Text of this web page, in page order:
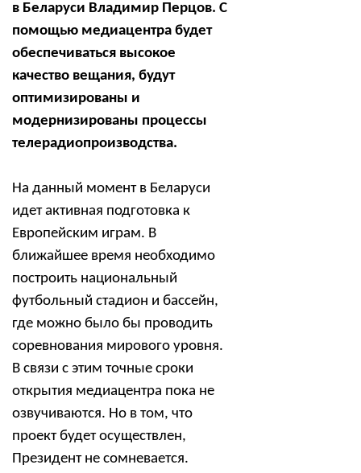
в Беларуси Владимир Перцов. С
помощью медиацентра будет
обеспечиваться высокое
качество вещания, будут
оптимизированы и
модернизированы процессы
телерадиопроизводства.
На данный момент в Беларуси
идет активная подготовка к
Европейским играм. В
ближайшее время необходимо
построить национальный
футбольный стадион и бассейн,
где можно было бы проводить
соревнования мирового уровня.
В связи с этим точные сроки
открытия медиацентра пока не
озвучиваются. Но в том, что
проект будет осуществлен,
Президент не сомневается.